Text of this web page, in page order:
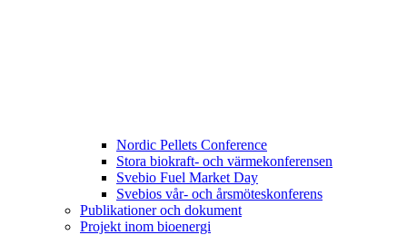
Nordic Pellets Conference
Stora biokraft- och värmekonferensen
Svebio Fuel Market Day
Svebios vår- och årsmöteskonferens
Publikationer och dokument
Projekt inom bioenergi